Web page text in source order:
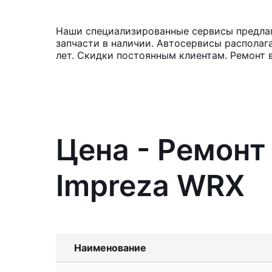
Наши специализированные сервисы
запчасти в наличии. Автосервисы
лет. Скидки постоянным клиентам.
Цена -
Impreza WRX
Наименование